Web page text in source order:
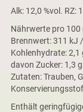
Alk: 12,0 %vol. RZ:
Nährwerte pro 100
Brennwert: 311 kJ
Kohlenhydrate: 2,1
davon Zucker: 1,3 g
Zutaten: Trauben,
Enthält